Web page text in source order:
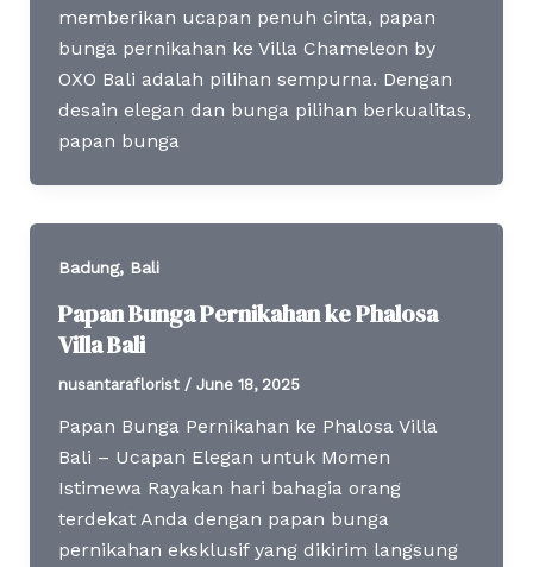
memberikan ucapan penuh cinta, papan
bunga pernikahan ke Villa Chameleon by
OXO Bali adalah pilihan sempurna. Dengan
desain elegan dan bunga pilihan berkualitas,
papan bunga
Badung, Bali
Papan Bunga Pernikahan ke Phalosa
Villa Bali
nusantaraflorist / June 18, 2025
Papan Bunga Pernikahan ke Phalosa Villa
Bali – Ucapan Elegan untuk Momen
Istimewa Rayakan hari bahagia orang
terdekat Anda dengan papan bunga
pernikahan eksklusif yang dikirim langsung